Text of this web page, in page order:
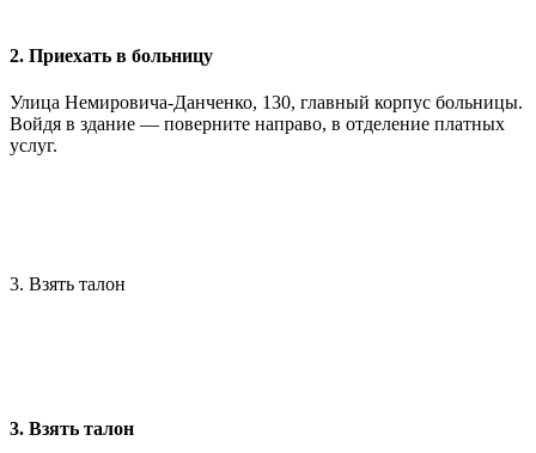
2. Приехать в больницу
Улица Немировича-Данченко, 130, главный корпус больницы.
Войдя в здание — поверните направо, в отделение платных
услуг.
3. Взять талон
3. Взять талон